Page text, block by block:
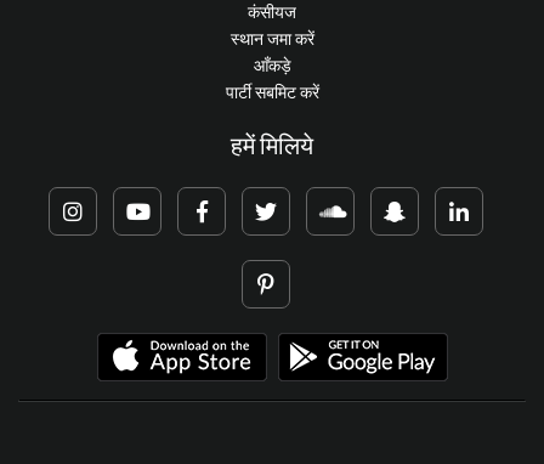
कंसीयज
स्थान जमा करें
आँकड़े
पार्टी सबमिट करें
हमें मिलिये